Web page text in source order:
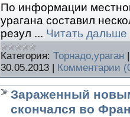
По информации
урагана составил
резул ... Читать дальше
Категория: Торнадо,ураган
30.05.2013 | Комментарии
Зараженный
скончался во